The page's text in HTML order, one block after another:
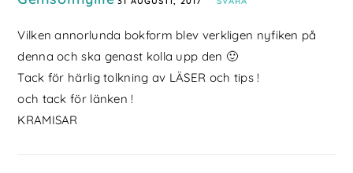
Vilken annorlunda bokform blev verkligen nyfiken på
denna och ska genast kolla upp den 🙂
Tack för härlig tolkning av LÄSER och tips !
och tack för länken !
KRAMISAR